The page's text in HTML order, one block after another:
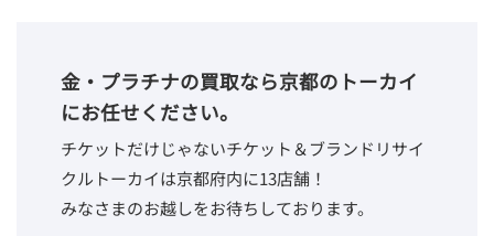
金・プラチナの買取なら京都のトーカイ
にお任せください。
チケットだけじゃないチケット＆ブランドリサイ
クルトーカイは京都府内に13店舗！
みなさまのお越しをお待ちしております。